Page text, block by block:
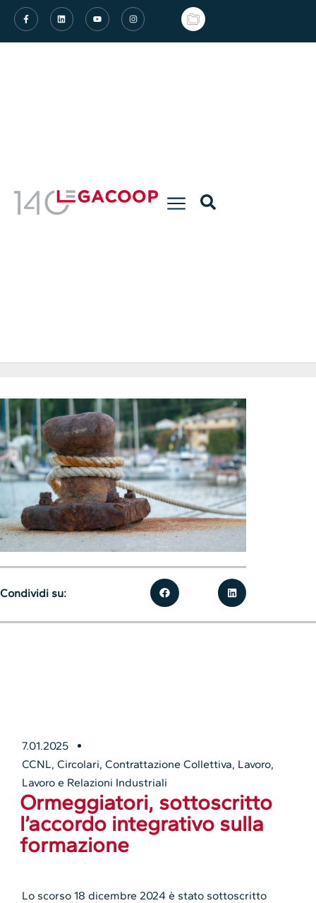
7.01.2025
CCNL,Circolari,Contrattazione Collettiva, Lavoro,
Lavoro e Relazioni Industriali
Ormeggiatori, sottoscritto
l’accordo integrativo sulla
formazione
Lo scorso 18 dicembre 2024 è stato sottoscritto
Condividi su: